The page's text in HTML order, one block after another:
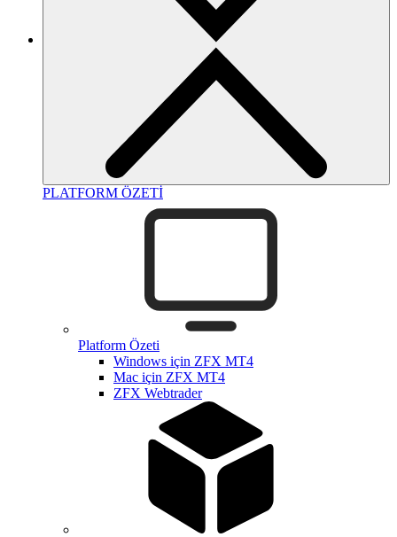
PLATFORM ÖZETİ
Platform Özeti
Windows için ZFX MT4
Mac için ZFX MT4
ZFX Webtrader